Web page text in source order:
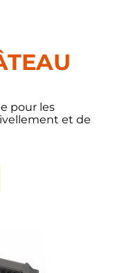
pour les
et de